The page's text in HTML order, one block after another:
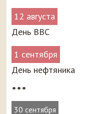
12 августа
День ВВС
1 сентября
День нефтяника
•••
30 сентября